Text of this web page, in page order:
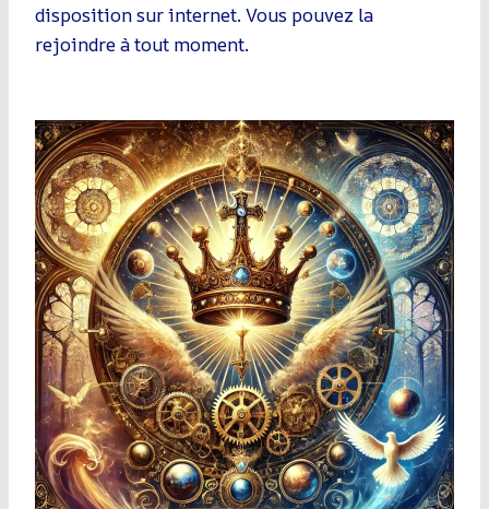
disposition sur internet. Vous pouvez la
rejoindre à tout moment.